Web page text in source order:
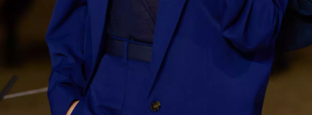
soukromí BurdaMedia Extra s.r.o.
, zaškrtněte toto pole.